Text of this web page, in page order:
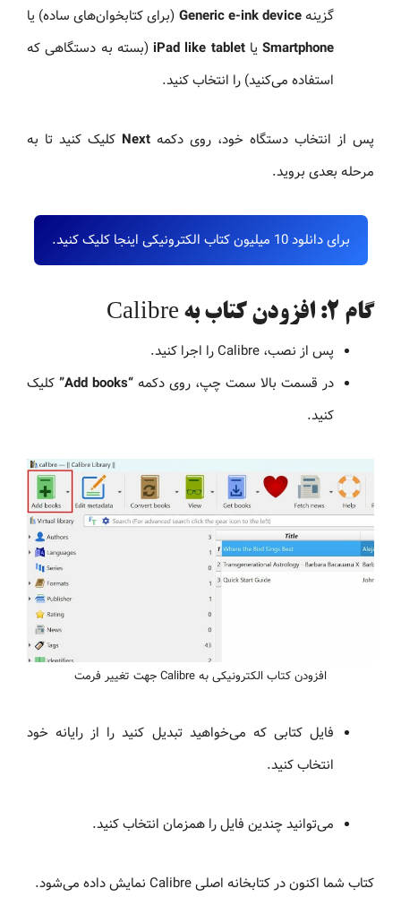
گزینهGeneric e-ink device (برای کتابخوان‌های ساده) یا
Smartphone یاiPad like tablet (بسته به دستگاهی که
استفاده می‌کنید) را انتخاب کنید.
پس از انتخاب دستگاه خود، روی دکمه Next کلیک کنید تا به
مرحله بعدی بروید.
برای دانلود 10 میلیون کتاب الکترونیکی اینجا کلیک کنید.
گام ۲: افزودن کتاب به Calibre
پس از نصب، Calibre را اجرا کنید.
در قسمت بالا سمت چپ، روی دکمه “Add books”
کلیک
کنید.
افزودن کتاب الکترونیکی به Calibre جهت تغییر فرمت
فایل کتابی که می‌خواهید تبدیل کنید را از رایانه خود
انتخاب کنید.
می‌توانید چندین فایل را همزمان انتخاب کنید.
کتاب شما اکنون در کتابخانه اصلی Calibre نمایش داده می‌شود.